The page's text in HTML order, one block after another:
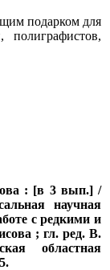
подарком для
полиграфистов,
: [в 3 вып.] /
научная
с редкими и
; гл. ред. В.
областная